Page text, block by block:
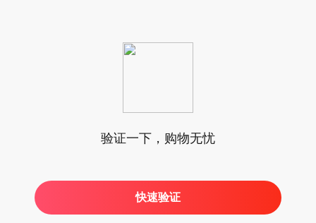
验证一下，购物无忧
快速验证